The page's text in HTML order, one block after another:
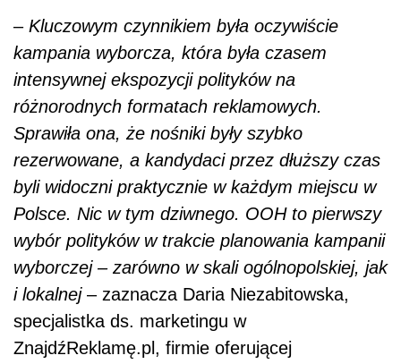
– Kluczowym czynnikiem była oczywiście
kampania wyborcza, która była czasem
intensywnej ekspozycji polityków na
różnorodnych formatach reklamowych.
Sprawiła ona, że nośniki były szybko
rezerwowane, a kandydaci przez dłuższy czas
byli widoczni praktycznie w każdym miejscu w
Polsce. Nic w tym dziwnego. OOH to pierwszy
wybór polityków w trakcie planowania kampanii
wyborczej – zarówno w skali ogólnopolskiej, jak
i lokalnej– zaznacza Daria Niezabitowska,
specjalistka ds. marketingu w
ZnajdźReklamę.pl, firmie oferującej